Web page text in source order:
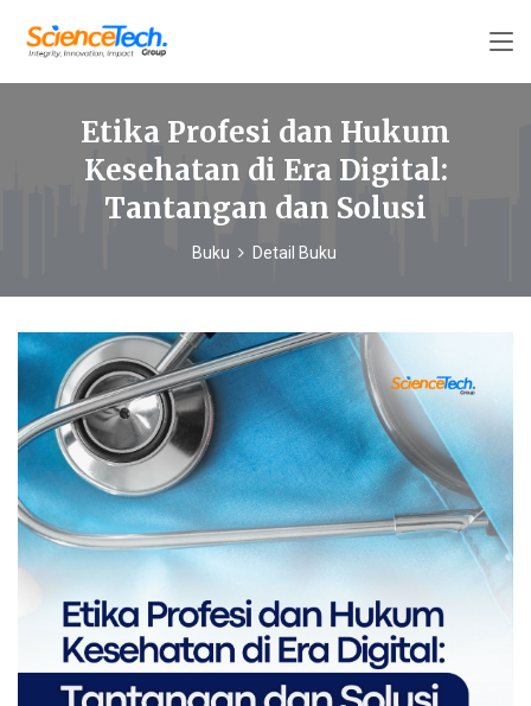
Etika Profesi dan Hukum
Kesehatan di Era Digital:
Tantangan dan Solusi
Buku Detail Buku